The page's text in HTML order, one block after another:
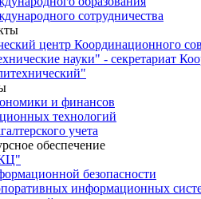
сотрудничества
центр Координационного
науки" - секретариат
и финансов
технологий
учета
обеспечение
безопасности
информационных